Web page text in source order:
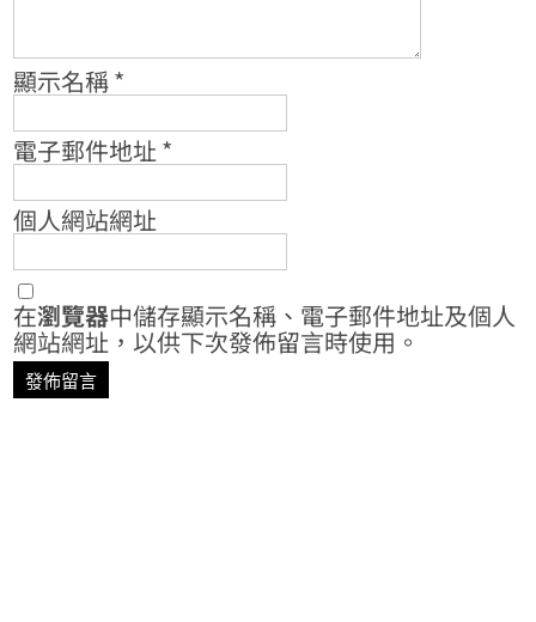
顯示名稱*
電子郵件地址*
個人網站網址
在瀏覽器中儲存顯示名稱、電子郵件地址及個人
網站網址，以供下次發佈留言時使用。